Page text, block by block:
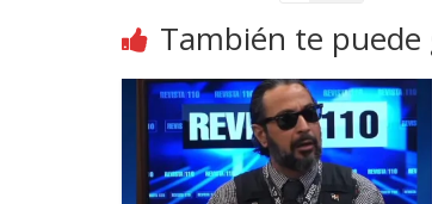
También te